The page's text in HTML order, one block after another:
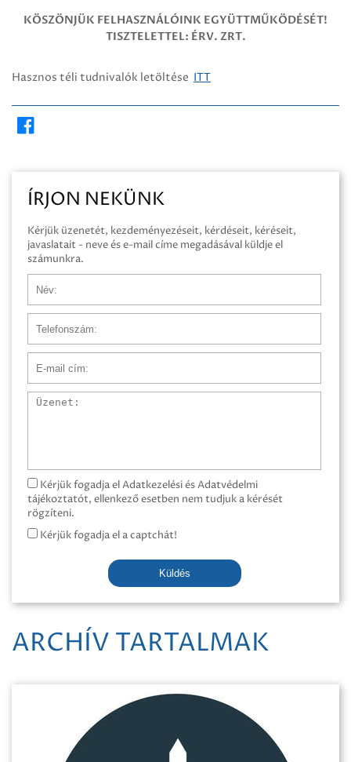
KÖSZÖNJÜK FELHASZNÁLÓINK EGYÜTTMŰKÖDÉSÉT!
TISZTELETTEL: ÉRV. ZRT.
Hasznos téli tudnivalók letöltése ITT
ÍRJON NEKÜNK
Kérjük üzenetét, kezdeményezéseit, kérdéseit, kéréseit,
javaslatait - neve és e-mail címe megadásával küldje el
számunkra.
Üzenet
Kérjük fogadja el Adatkezelési és Adatvédelmi
tájékoztatót, ellenkező esetben nem tudjuk a kérését
rögzíteni.
Kérjük fogadja el a captchát!
Küldés
ARCHÍV TARTALMAK